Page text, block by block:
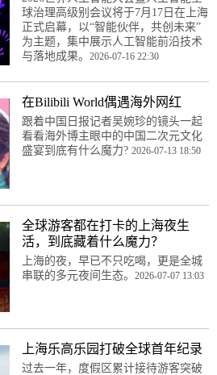
球治理高级别会议将于7月17日在上海
正式启幕，以“智能伙伴，共创未来”
为主题，集中展示人工智能前沿技术
与落地成果。 2026-07-16 22:30
在Bilibili World偶遇海外网红
跟着中国日报记者吴婉珍的镜头一起
看看海外博主眼中的中国二次元文化
盛宴到底有什么魔力? 2026-07-13 18:50
全球游客都在打卡的上海夜生
活，到底藏着什么魔力？
上海的夜，早已不只吃喝，更是全城
串联的多元夜间生态。 2026-07-07 13:03
上海乐高乐园打破全球首年纪录
过去一年，度假区累计接待游客突破